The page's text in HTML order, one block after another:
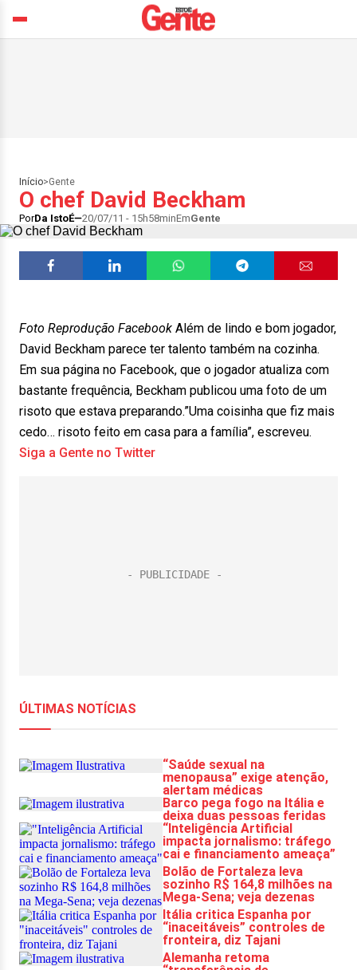
Início>Gente
O chef David Beckham
PorDa IstoÉ 20/07/11 - 15h58minEmGente
Foto Reprodução Facebook Além de lindo e bom jogador,
David Beckham parece ter talento também na cozinha.
Em sua página no Facebook, que o jogador atualiza com
bastante frequência, Beckham publicou uma foto de um
risoto que estava preparando.”Uma coisinha que fiz mais
cedo… risoto feito em casa para a família”, escreveu.
Siga a Gente no Twitter